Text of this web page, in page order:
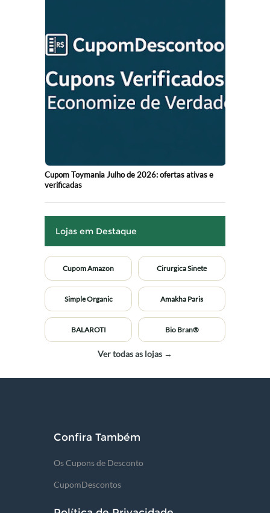
Cupom Toymania Julho de 2026: ofertas ativas e
verificadas
Lojas em Destaque
Cupom Amazon Cirurgica Sinete
Simple Organic Amakha Paris
BALAROTI Bio Bran®
Ver todas as lojas →
Confira Também
Os Cupons de Desconto
CupomDescontos